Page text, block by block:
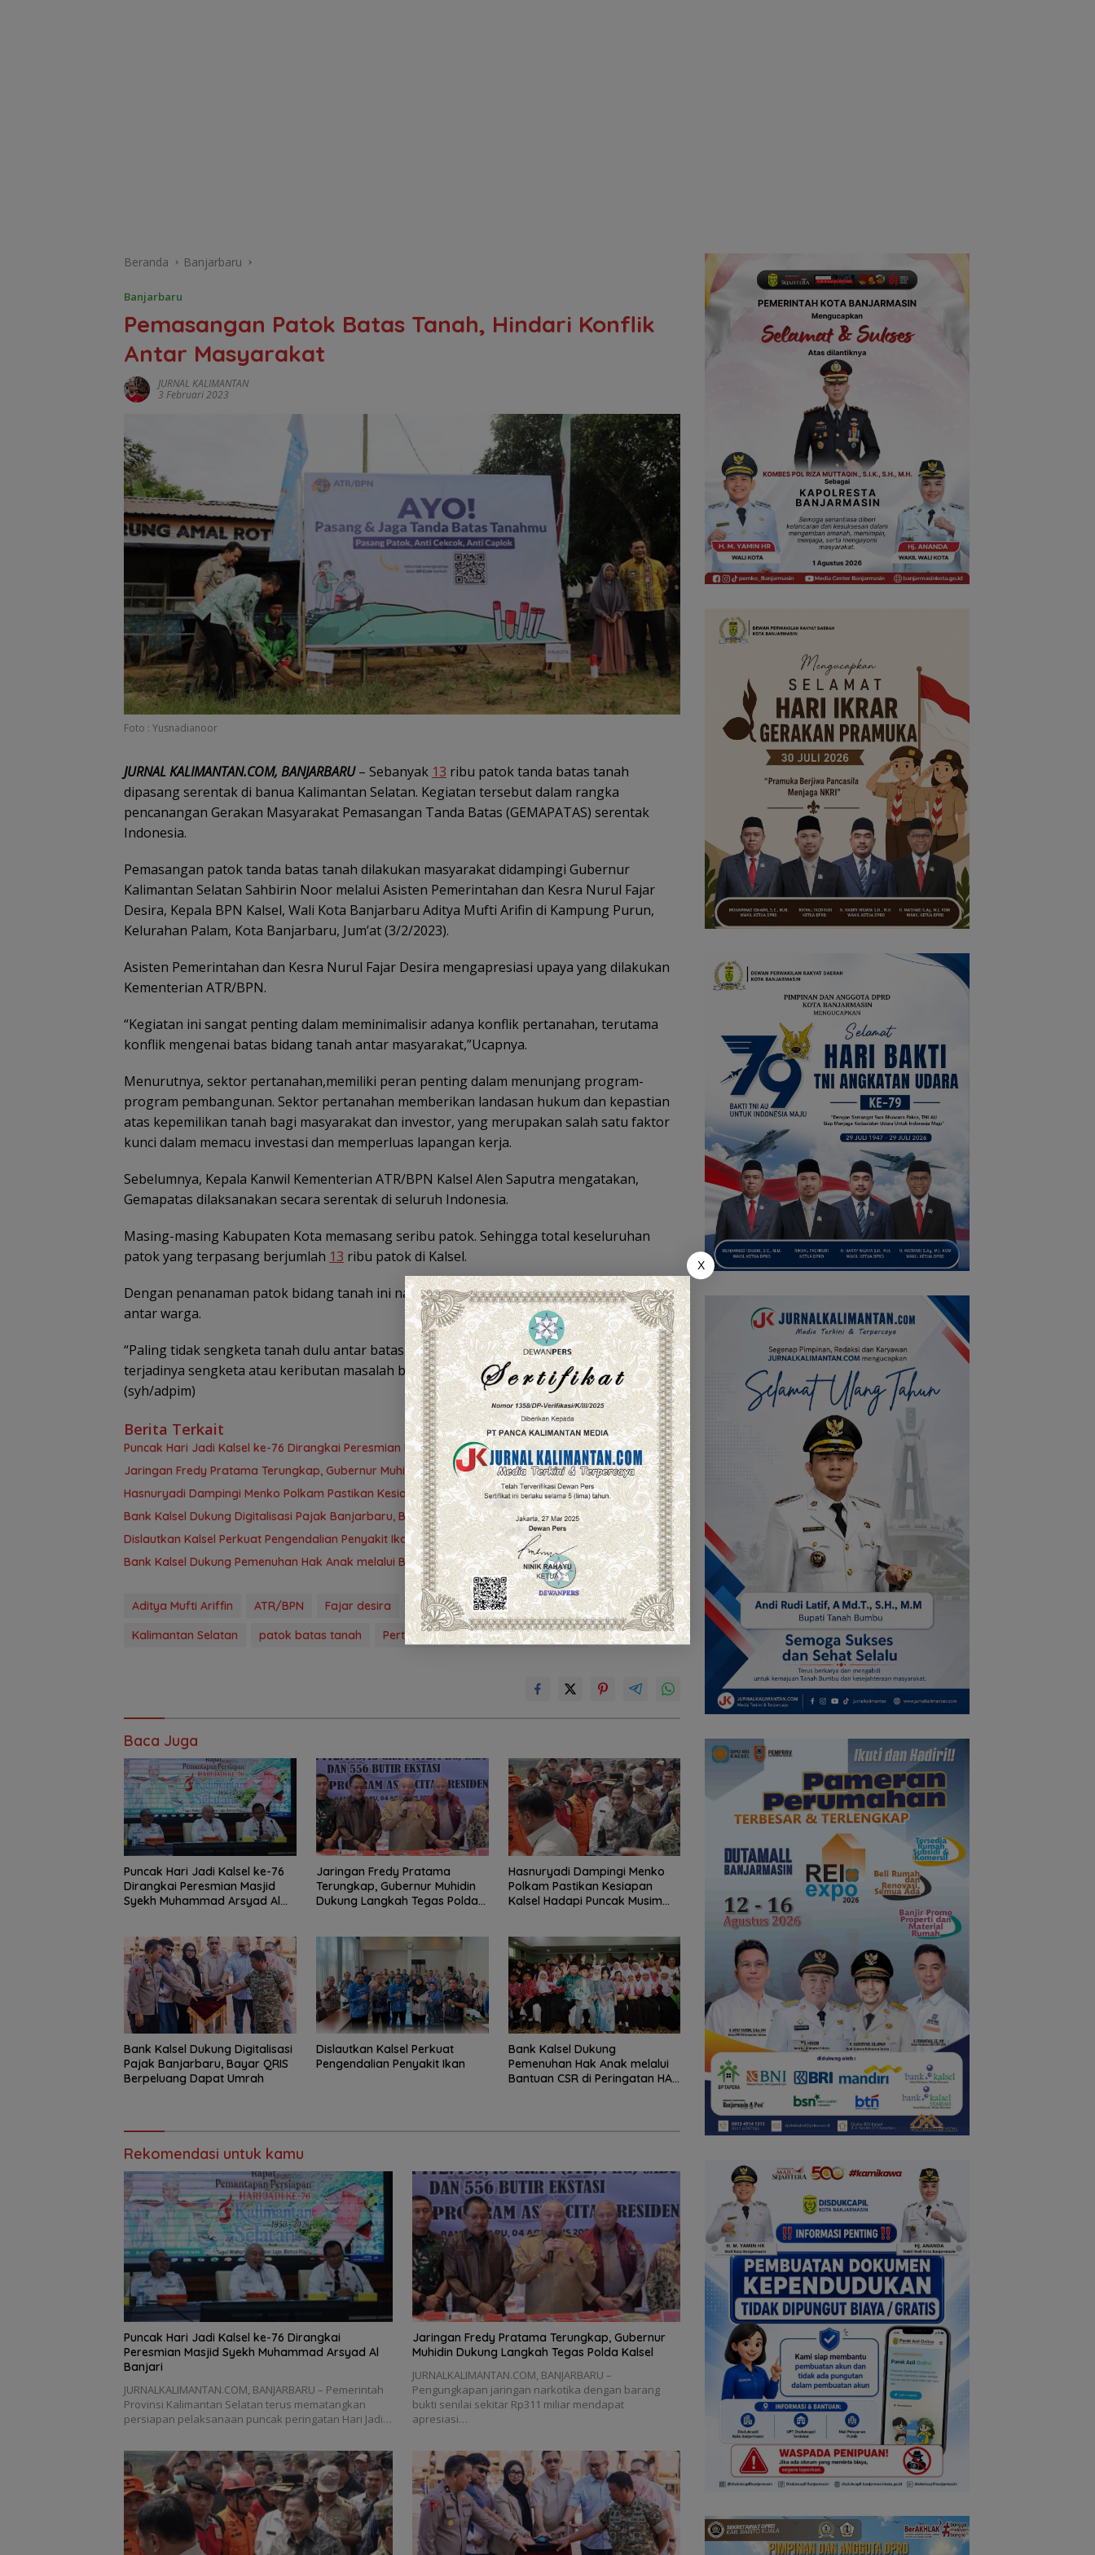
Beranda Banjarbaru
Banjarbaru
Pemasangan Patok Batas Tanah, Hindari Konflik
Antar Masyarakat
JURNAL KALIMANTAN
3 Februari 2023
Foto : Yusnadianoor
JURNAL KALIMANTAN.COM, BANJARBARU– Sebanyak 13 ribu patok tanda batas tanah
dipasang serentak di banua Kalimantan Selatan. Kegiatan tersebut dalam rangka
pencanangan Gerakan Masyarakat Pemasangan Tanda Batas (GEMAPATAS) serentak
Indonesia.
Pemasangan patok tanda batas tanah dilakukan masyarakat didampingi Gubernur
Kalimantan Selatan Sahbirin Noor melalui Asisten Pemerintahan dan Kesra Nurul Fajar
Desira, Kepala BPN Kalsel, Wali Kota Banjarbaru Aditya Mufti Arifin di Kampung Purun,
Kelurahan Palam, Kota Banjarbaru, Jum’at (3/2/2023).
Asisten Pemerintahan dan Kesra Nurul Fajar Desira mengapresiasi upaya yang dilakukan
Kementerian ATR/BPN.
“Kegiatan ini sangat penting dalam meminimalisir adanya konflik pertanahan, terutama
konflik mengenai batas bidang tanah antar masyarakat,”Ucapnya.
Menurutnya, sektor pertanahan,memiliki peran penting dalam menunjang program-
program pembangunan. Sektor pertanahan memberikan landasan hukum dan kepastian
atas kepemilikan tanah bagi masyarakat dan investor, yang merupakan salah satu faktor
kunci dalam memacu investasi dan memperluas lapangan kerja.
Sebelumnya, Kepala Kanwil Kementerian ATR/BPN Kalsel Alen Saputra mengatakan,
Gemapatas dilaksanakan secara serentak di seluruh Indonesia.
Masing-masing Kabupaten Kota memasang seribu patok. Sehingga total keseluruhan
patok yang terpasang berjumlah 13 ribu patok di Kalsel.
Dengan penanaman patok bidang tanah ini nantinya bisa mengurangi sengketa tanah di
antar warga.
“Paling tidak sengketa tanah dulu antar batas pemilik tanah, sehingga menghindari
terjadinya sengketa atau keributan masalah batas,” ungkap Kakanwil Alen Saputra.
(syh/adpim)
Berita Terkait
Puncak Hari Jadi Kalsel ke-76 Dirangkai Peresmian Masjid Syekh Muhammad Arsyad Al Banjari
Jaringan Fredy Pratama Terungkap, Gubernur Muhidin Dukung Langkah Tegas Polda Kalsel
Hasnuryadi Dampingi Menko Polkam Pastikan Kesiapan Kalsel Hadapi Puncak Musim Kemarau
Bank Kalsel Dukung Digitalisasi Pajak Banjarbaru, Bayar QRIS Berpeluang Dapat Umrah
Dislautkan Kalsel Perkuat Pengendalian Penyakit Ikan
Bank Kalsel Dukung Pemenuhan Hak Anak melalui Bantuan CSR di Peringatan HAN ke-42
Aditya Mufti Ariffin ATR/BPN Fajar desira Gemapatas
Hindari Konflik
Kalimantan Selatan
patok batas tanah Pertanahan walikota Banjarbaru
Baca Juga
Puncak Hari Jadi Kalsel ke-76
Dirangkai Peresmian Masjid
Syekh Muhammad Arsyad Al
Jaringan Fredy Pratama
Terungkap, Gubernur Muhidin
Dukung Langkah Tegas Polda
Hasnuryadi Dampingi Menko
Polkam Pastikan Kesiapan
Kalsel Hadapi Puncak Musim
Bank Kalsel Dukung Digitalisasi
Pajak Banjarbaru, Bayar QRIS
Berpeluang Dapat Umrah
Dislautkan Kalsel Perkuat
Pengendalian Penyakit Ikan
Bank Kalsel Dukung
Pemenuhan Hak Anak melalui
Bantuan CSR di Peringatan HAN
Rekomendasi untuk kamu
Puncak Hari Jadi Kalsel ke-76 Dirangkai
Peresmian Masjid Syekh Muhammad Arsyad Al
Banjari
JURNALKALIMANTAN.COM, BANJARBARU – Pemerintah
Provinsi Kalimantan Selatan terus mematangkan
persiapan pelaksanaan puncak peringatan Hari Jadi…
Jaringan Fredy Pratama Terungkap, Gubernur
Muhidin Dukung Langkah Tegas Polda Kalsel
JURNALKALIMANTAN.COM, BANJARBARU –
Pengungkapan jaringan narkotika dengan barang
bukti senilai sekitar Rp311 miliar mendapat
apresiasi…
X